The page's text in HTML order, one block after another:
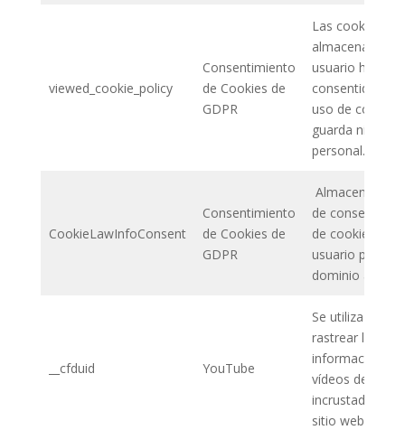
viewed_cookie_policy
Consentimiento
de Cookies de
GDPR
Las cookies
almacenan si el
usuario ha
consentido o
uso de
guarda ningún
personal.
CookieLawInfoConsent
Consentimiento
de Cookies de
GDPR
Almacena el
de
de cookies del
usuario para el
dominio actual
__cfduid YouTube
Se utiliza para
rastrear la
información de
vídeos de
incrustados en
sitio web.